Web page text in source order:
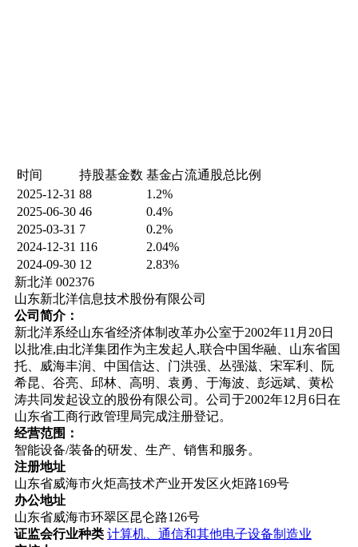
时间 持股基金数 基金占流通股总比例
2025-12-31 88
1.2%
2025-06-30 46
0.4%
2025-03-31 7
0.2%
2024-12-31 116
2.04%
2024-09-30 12
2.83%
新北洋 002376
山东新北洋信息技术股份有限公司
公司简介：
新北洋系经山东省经济体制改革办公室于2002年11月20日
以批准,由北洋集团作为主发起人,联合中国华融、山东省国
托、威海丰润、中国信达、门洪强、丛强滋、宋军利、阮
希昆、谷亮、邱林、高明、袁勇、于海波、彭远斌、黄松
涛共同发起设立的股份有限公司。公司于2002年12月6日在
山东省工商行政管理局完成注册登记。
经营范围：
智能设备/装备的研发、生产、销售和服务。
注册地址
山东省威海市火炬高技术产业开发区火炬路169号
办公地址
山东省威海市环翠区昆仑路126号
证监会行业种类 计算机、通信和其他电子设备制造业